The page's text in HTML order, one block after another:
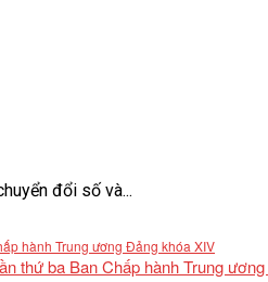
đổi số và...
thứ ba Ban Chấp hành Trung